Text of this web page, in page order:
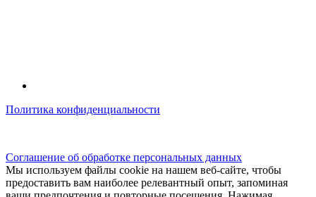
Политика конфиденциальности
Соглашение об обработке персональных данных
Мы используем файлы cookie на нашем веб-сайте, чтобы
предоставить вам наиболее релевантный опыт, запоминая